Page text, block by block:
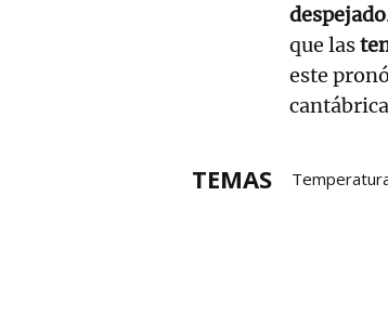
despejado
que las
este
TEMAS